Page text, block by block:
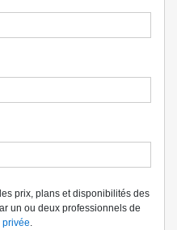
prix, plans et disponibilités des
un ou deux professionnels de
privée.